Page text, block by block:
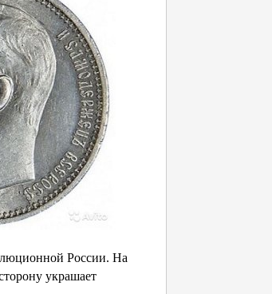
России. На
украшает